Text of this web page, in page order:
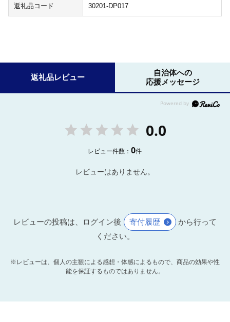
返礼品コード 30201-DP017
返礼品レビュー
自治体への
応援メッセージ
0.0
レビュー件数：0件
レビューはありません。
レビューの投稿は、ログイン後 寄付履歴
から行って
ください。
※レビューは、個人の主観による感想・体感によるもので、商品の効果や性
能を保証するものではありません。